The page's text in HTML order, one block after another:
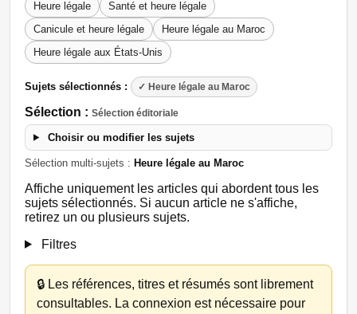
Heure légale
Santé et heure légale
Canicule et heure légale
Heure légale au Maroc
Heure légale aux États-Unis
Sujets sélectionnés : ✓ Heure légale au Maroc
Sélection : Sélection éditoriale
Choisir ou modifier les sujets
Sélection multi-sujets : Heure légale au Maroc
Affiche uniquement les articles qui abordent tous les
sujets sélectionnés. Si aucun article ne s'affiche,
retirez un ou plusieurs sujets.
Filtres
🔒 Les références, titres et résumés sont librement
consultables. La connexion est nécessaire pour